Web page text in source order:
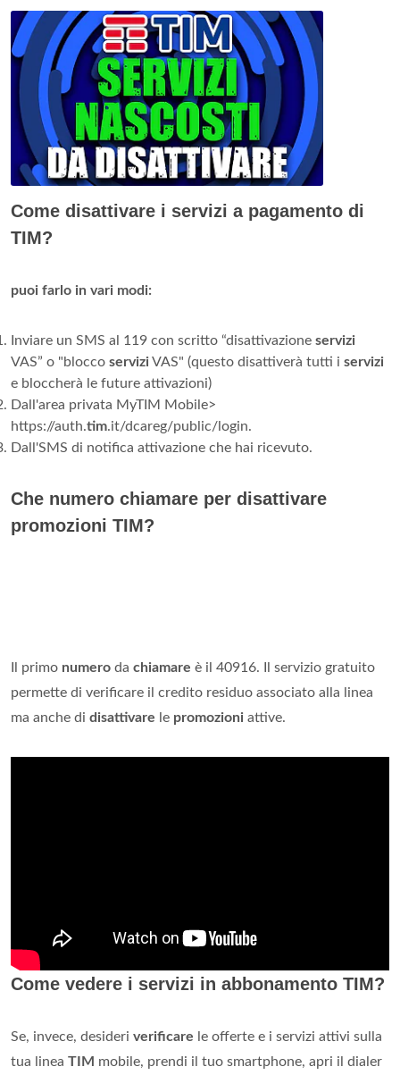
Come disattivare i servizi a pagamento di
TIM?
puoi farlo in vari modi:
Inviare un SMS al 119 con scritto “disattivazione servizi
VAS” o "blocco serviziVAS" (questo disattiverà tutti i servizi
e bloccherà le future attivazioni)
Dall'area privata MyTIM Mobile>
https://auth.tim.it/dcareg/public/login.
Dall'SMS di notifica attivazione che hai ricevuto.
Che numero chiamare per disattivare
promozioni TIM?
Il primo numero da chiamare è il 40916. Il servizio gratuito
permette di verificare il credito residuo associato alla linea
ma anche di disattivare le promozioni attive.
Come vedere i servizi in abbonamento TIM?
Se, invece, desideri verificare le offerte e i servizi attivi sulla
tua linea TIM mobile, prendi il tuo smartphone, apri il dialer